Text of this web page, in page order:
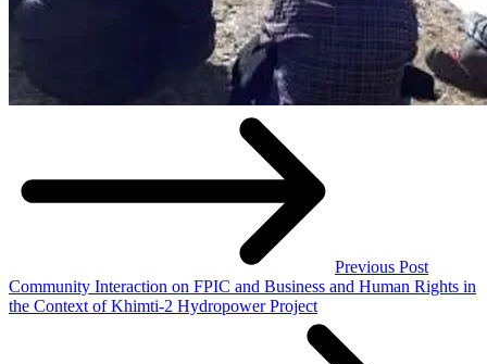
Previous Post
Community Interaction on FPIC and Business and Human Rights in
the Context of Khimti-2 Hydropower Project